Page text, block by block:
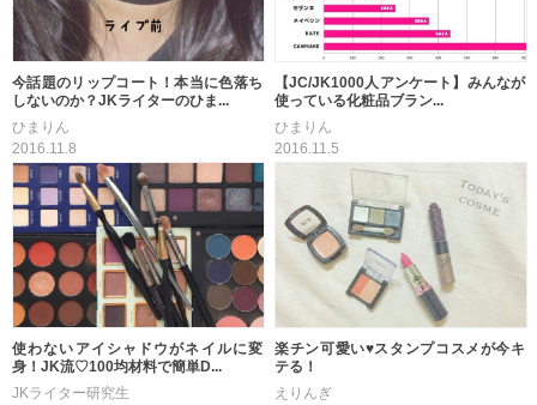
今話題のリップコート！本当に色落ち
しないのか？JKライターのひま...
ひまりん
2016.11.8
【JC/JK1000人アンケート】みんなが
使っている化粧品ブラン...
ひまりん
2016.11.5
使わないアイシャドウがネイルに変
身！JK流♡100均材料で簡単D...
JKライター研究生
楽チン可愛い♥スタンプコスメが今キ
テる！
えりんぎ